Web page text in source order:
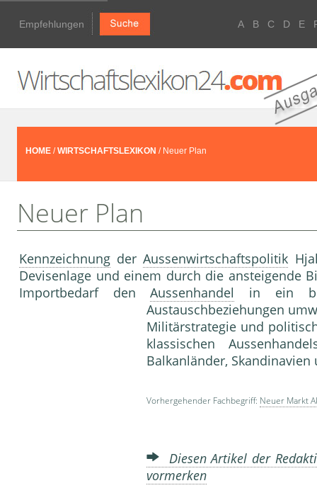
Empfehlungen A B C D E
HOME /WIRTSCHAFTSLEXIKON / Neuer Plan
Neuer Plan
Kennzeichnung derAussenwirtschaftspolitik
Devisenlage und einem durch die ansteigende
Importbedarf denAussenhandel
in ein
Austauschbeziehungen
Militärstrategie und
klassischen
Balkanländer,
Vorhergehender Fachbegriff: Neuer Markt
Diesen Artikel der
vormerken